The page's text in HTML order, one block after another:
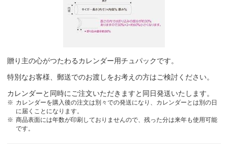
贈り主の心がつたわるカレンダー用チュパックです。
特別なお客様、郵送でのお渡しをお考えの方はご検討ください。
カレンダーと同時にご注文いただきますと同日発送いたします。
カレンダーを購入後の注文は別々での発送になり、カレンダーとは別の日
に届くことになります。
商品表面には年数が印刷しておりませんので、残った分は来年も使用可能
です。